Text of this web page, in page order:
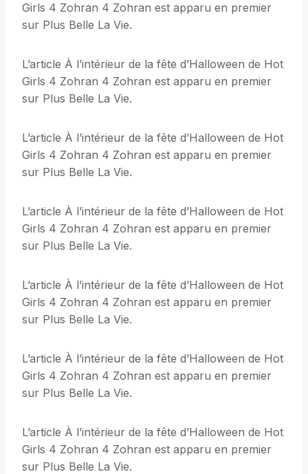
Girls 4 Zohran 4 Zohran est apparu en premier
sur Plus Belle La Vie.
L’article À l’intérieur de la fête d’Halloween de Hot
Girls 4 Zohran 4 Zohran est apparu en premier
sur Plus Belle La Vie.
L’article À l’intérieur de la fête d’Halloween de Hot
Girls 4 Zohran 4 Zohran est apparu en premier
sur Plus Belle La Vie.
L’article À l’intérieur de la fête d’Halloween de Hot
Girls 4 Zohran 4 Zohran est apparu en premier
sur Plus Belle La Vie.
L’article À l’intérieur de la fête d’Halloween de Hot
Girls 4 Zohran 4 Zohran est apparu en premier
sur Plus Belle La Vie.
L’article À l’intérieur de la fête d’Halloween de Hot
Girls 4 Zohran 4 Zohran est apparu en premier
sur Plus Belle La Vie.
L’article À l’intérieur de la fête d’Halloween de Hot
Girls 4 Zohran 4 Zohran est apparu en premier
sur Plus Belle La Vie.